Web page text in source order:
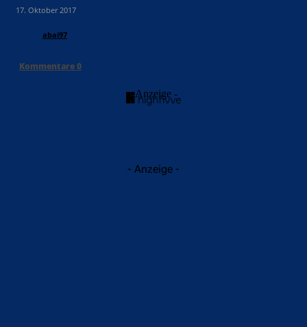
17. Oktober 2017
abai97
Kommentare0
- Anzeige -
- Anzeige -